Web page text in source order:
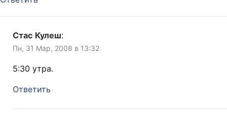
Стас Кулеш:
Пн, 31 Мар, 2008 в 13:32
5:30 утра.
Ответить